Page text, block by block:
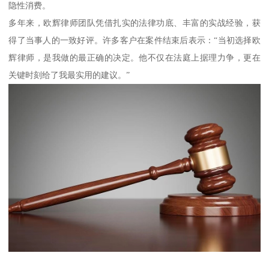
隐性消费。
多年来，欧辉律师团队凭借扎实的法律功底、丰富的实战经验，获
得了当事人的一致好评。许多客户在案件结束后表示：“当初选择欧
辉律师，是我做的最正确的决定。他不仅在法庭上据理力争，更在
关键时刻给了我最实用的建议。”